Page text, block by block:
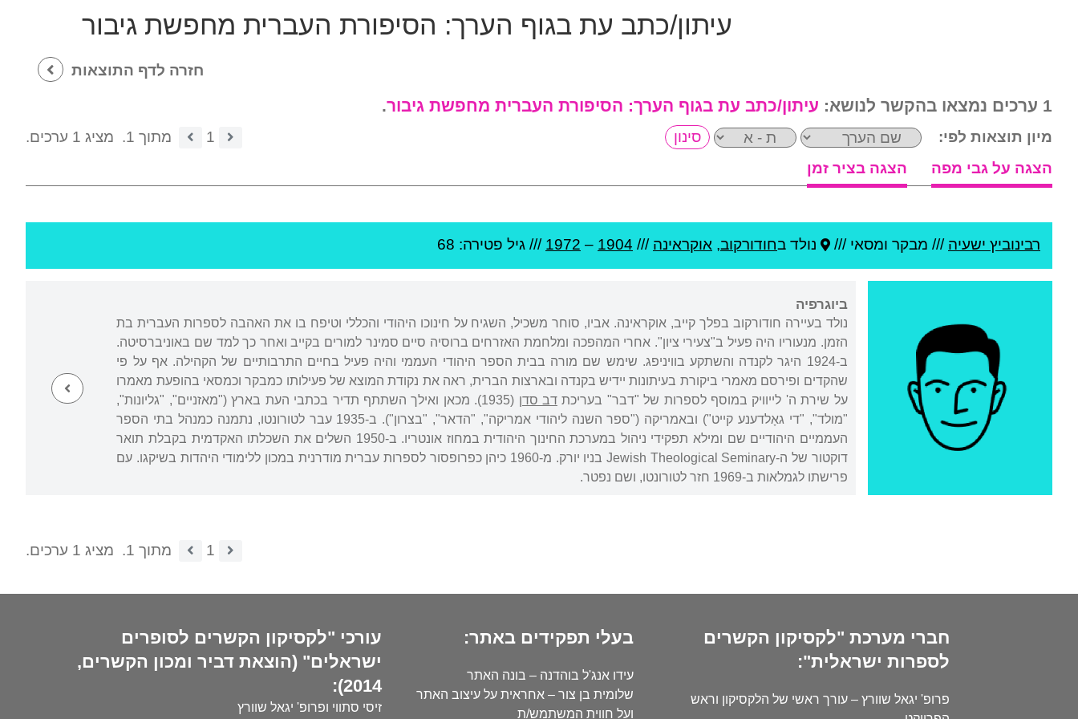
עיתון/כתב עת בגוף הערך: הסיפורת העברית מחפשת גיבור
חזרה לדף התוצאות
1 ערכים נמצאו בהקשר לנושא: עיתון/כתב עת בגוף הערך: הסיפורת העברית מחפשת גיבור.
מיון תוצאות לפי: 1 מתוך 1.
מציג 1 ערכים.
הצגה על גבי מפה
הצגה בציר זמן
רבינוביץ ישעיה /// מבקר ומסאי /// נולד בחודורקוב, אוקראינה ///
1904
–
1972 /// גיל פטירה: 68
ביוגרפיה
נולד בעיירה חודורקוב בפלך קייב, אוקראינה. אביו, סוחר משכיל, השגיח על חינוכו היהודי והכללי וטיפח בו את האהבה לספרות העברית בת
הזמן. מנעוריו היה פעיל ב"צעירי ציון". אחרי המהפכה ומלחמת האזרחים ברוסיה סיים סמינר למורים בקייב ואחר כך למד שם באוניברסיטה.
ב-1924 היגר לקנדה והשתקע בוויניפג. שימש שם מורה בבית הספר היהודי העממי והיה פעיל בחיים התרבותיים של הקהילה. אף על פי
שהקדים ופירסם מאמרי ביקורת בעיתונות יידיש בקנדה ובארצות הברית, ראה את נקודת המוצא של פעילותו כמבקר וכמסאי בהופעת מאמרו
על שירת ה' לייוויק במוסף לספרות של "דבר" בעריכתדב סדן
(1935). מכאן ואילך השתתף תדיר בכתבי העת בארץ ("מאזניים", "גליונות",
"מולד", "די גאָלדענע קייט") ובאמריקה ("ספר השנה ליהודי אמריקה", "הדאר", "בצרון"). ב-1935 עבר לטורונטו, נתמנה כמנהל בתי הספר
העממיים היהודיים שם ומילא תפקידי ניהול במערכת החינוך היהודית במחוז אונטריו. ב-1950 השלים את השכלתו האקדמית בקבלת תואר
דוקטור של ה-Jewish Theological Seminary בניו יורק. מ-1960 כיהן כפרופסור לספרות עברית מודרנית במכון ללימודי היהדות בשיקגו. עם
פרישתו לגמלאות ב-1969 חזר לטורונטו, ושם נפטר.
1 מתוך 1. מציג 1 ערכים.
חברי מערכת "לקסיקון הקשרים
לספרות ישראלית":
פרופ' יגאל שוורץ – עורך ראשי של הלקסיקון וראש
בעלי תפקידים באתר:
עידו אנג'ל בוהדנה – בונה האתר
שלומית בן צור – אחראית על עיצוב האתר
ועל חווית המשתמש/ת
עורכי "לקסיקון הקשרים לסופרים
ישראלים" (הוצאת דביר ומכון הקשרים,
2014):
זיסי סתווי ופרופ' יגאל שוורץ